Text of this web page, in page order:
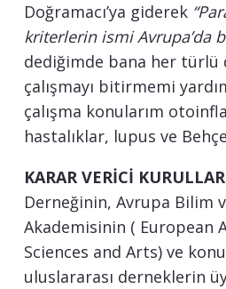
Doğramacı’ya giderek
kriterlerin ismi Avrupa’da
dediğimde bana her türlü
çalışmayı bitirmemi
çalışma konularım
hastalıklar, lupus ve
KARAR VERİCİ
Derneğinin, Avrupa Bilim
Akademisinin ( European
Sciences and Arts) ve
uluslararası derneklerin